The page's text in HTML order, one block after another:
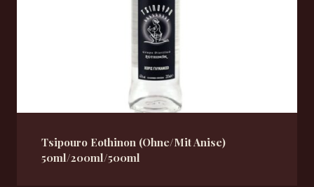
Tsipouro Eothinon (Ohne/Mit Anise)
50ml/200ml/500ml